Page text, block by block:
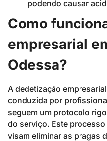
podendo causar
Como
empresarial
Odessa?
A dedetização
conduzida por
seguem um protocolo
do serviço. Este
visam eliminar as pragas